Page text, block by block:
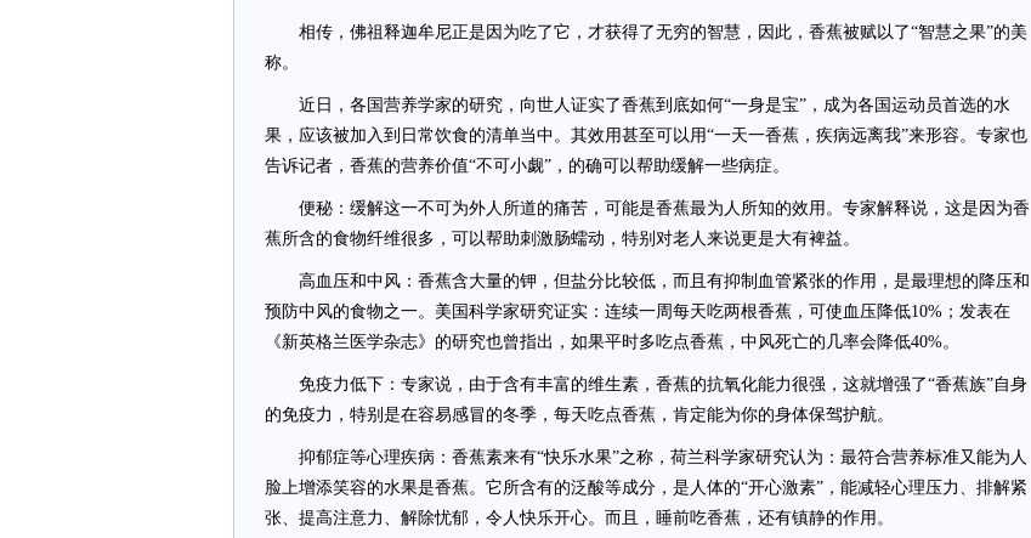
相传，佛祖释迦牟尼正是因为吃了它，才获得了无穷的智慧，因此，香蕉被赋以了“智慧之果”的美
称。
近日，各国营养学家的研究，向世人证实了香蕉到底如何“一身是宝”，成为各国运动员首选的水
果，应该被加入到日常饮食的清单当中。其效用甚至可以用“一天一香蕉，疾病远离我”来形容。专家也
告诉记者，香蕉的营养价值“不可小觑”，的确可以帮助缓解一些病症。
便秘：缓解这一不可为外人所道的痛苦，可能是香蕉最为人所知的效用。专家解释说，这是因为香
蕉所含的食物纤维很多，可以帮助刺激肠蠕动，特别对老人来说更是大有裨益。
高血压和中风：香蕉含大量的钾，但盐分比较低，而且有抑制血管紧张的作用，是最理想的降压和
预防中风的食物之一。美国科学家研究证实：连续一周每天吃两根香蕉，可使血压降低10%；发表在
《新英格兰医学杂志》的研究也曾指出，如果平时多吃点香蕉，中风死亡的几率会降低40%。
免疫力低下：专家说，由于含有丰富的维生素，香蕉的抗氧化能力很强，这就增强了“香蕉族”自身
的免疫力，特别是在容易感冒的冬季，每天吃点香蕉，肯定能为你的身体保驾护航。
抑郁症等心理疾病：香蕉素来有“快乐水果”之称，荷兰科学家研究认为：最符合营养标准又能为人
脸上增添笑容的水果是香蕉。它所含有的泛酸等成分，是人体的“开心激素”，能减轻心理压力、排解紧
张、提高注意力、解除忧郁，令人快乐开心。而且，睡前吃香蕉，还有镇静的作用。